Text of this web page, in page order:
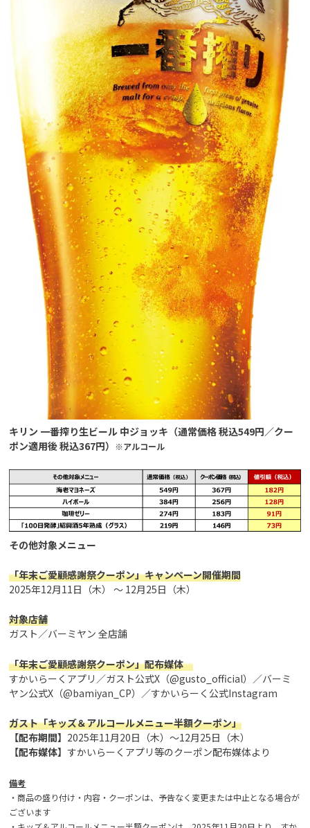
キリン 一番搾り生ビール 中ジョッキ（通常価格 税込549円／クー
ポン適用後 税込367円） ※アルコール
その他対象メニュー
「年末ご愛顧感謝祭クーポン」キャンペーン開催期間
2025年12月11日（木） ～ 12月25日（木）
対象店舗
ガスト／バーミヤン 全店舗
「年末ご愛顧感謝祭クーポン」配布媒体
すかいらーくアプリ／ガスト公式X（@gusto_official）／バーミ
ヤン公式X（@bamiyan_CP）／すかいらーく公式Instagram
ガスト「キッズ＆アルコールメニュー半額クーポン」
【配布期間】 2025年11月20日（木）～12月25日（木）
【配布媒体】すかいらーくアプリ等のクーポン配布媒体より
備考
・商品の盛り付け・内容・クーポンは、予告なく変更または中止となる場合が
ございます